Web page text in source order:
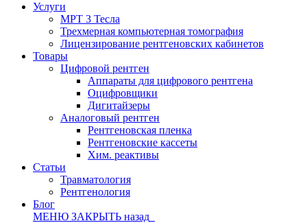
Услуги
МРТ 3 Тесла
Трехмерная компьютерная томография
Лицензирование рентгеновских кабинетов
Товары
Цифровой рентген
Аппараты для цифрового рентгена
Оцифровщики
Дигитайзеры
Аналоговый рентген
Рентгеновская пленка
Рентгеновские кассеты
Хим. реактивы
Статьи
Травматология
Рентгенология
Блог
МЕНЮ ЗАКРЫТЬ назад